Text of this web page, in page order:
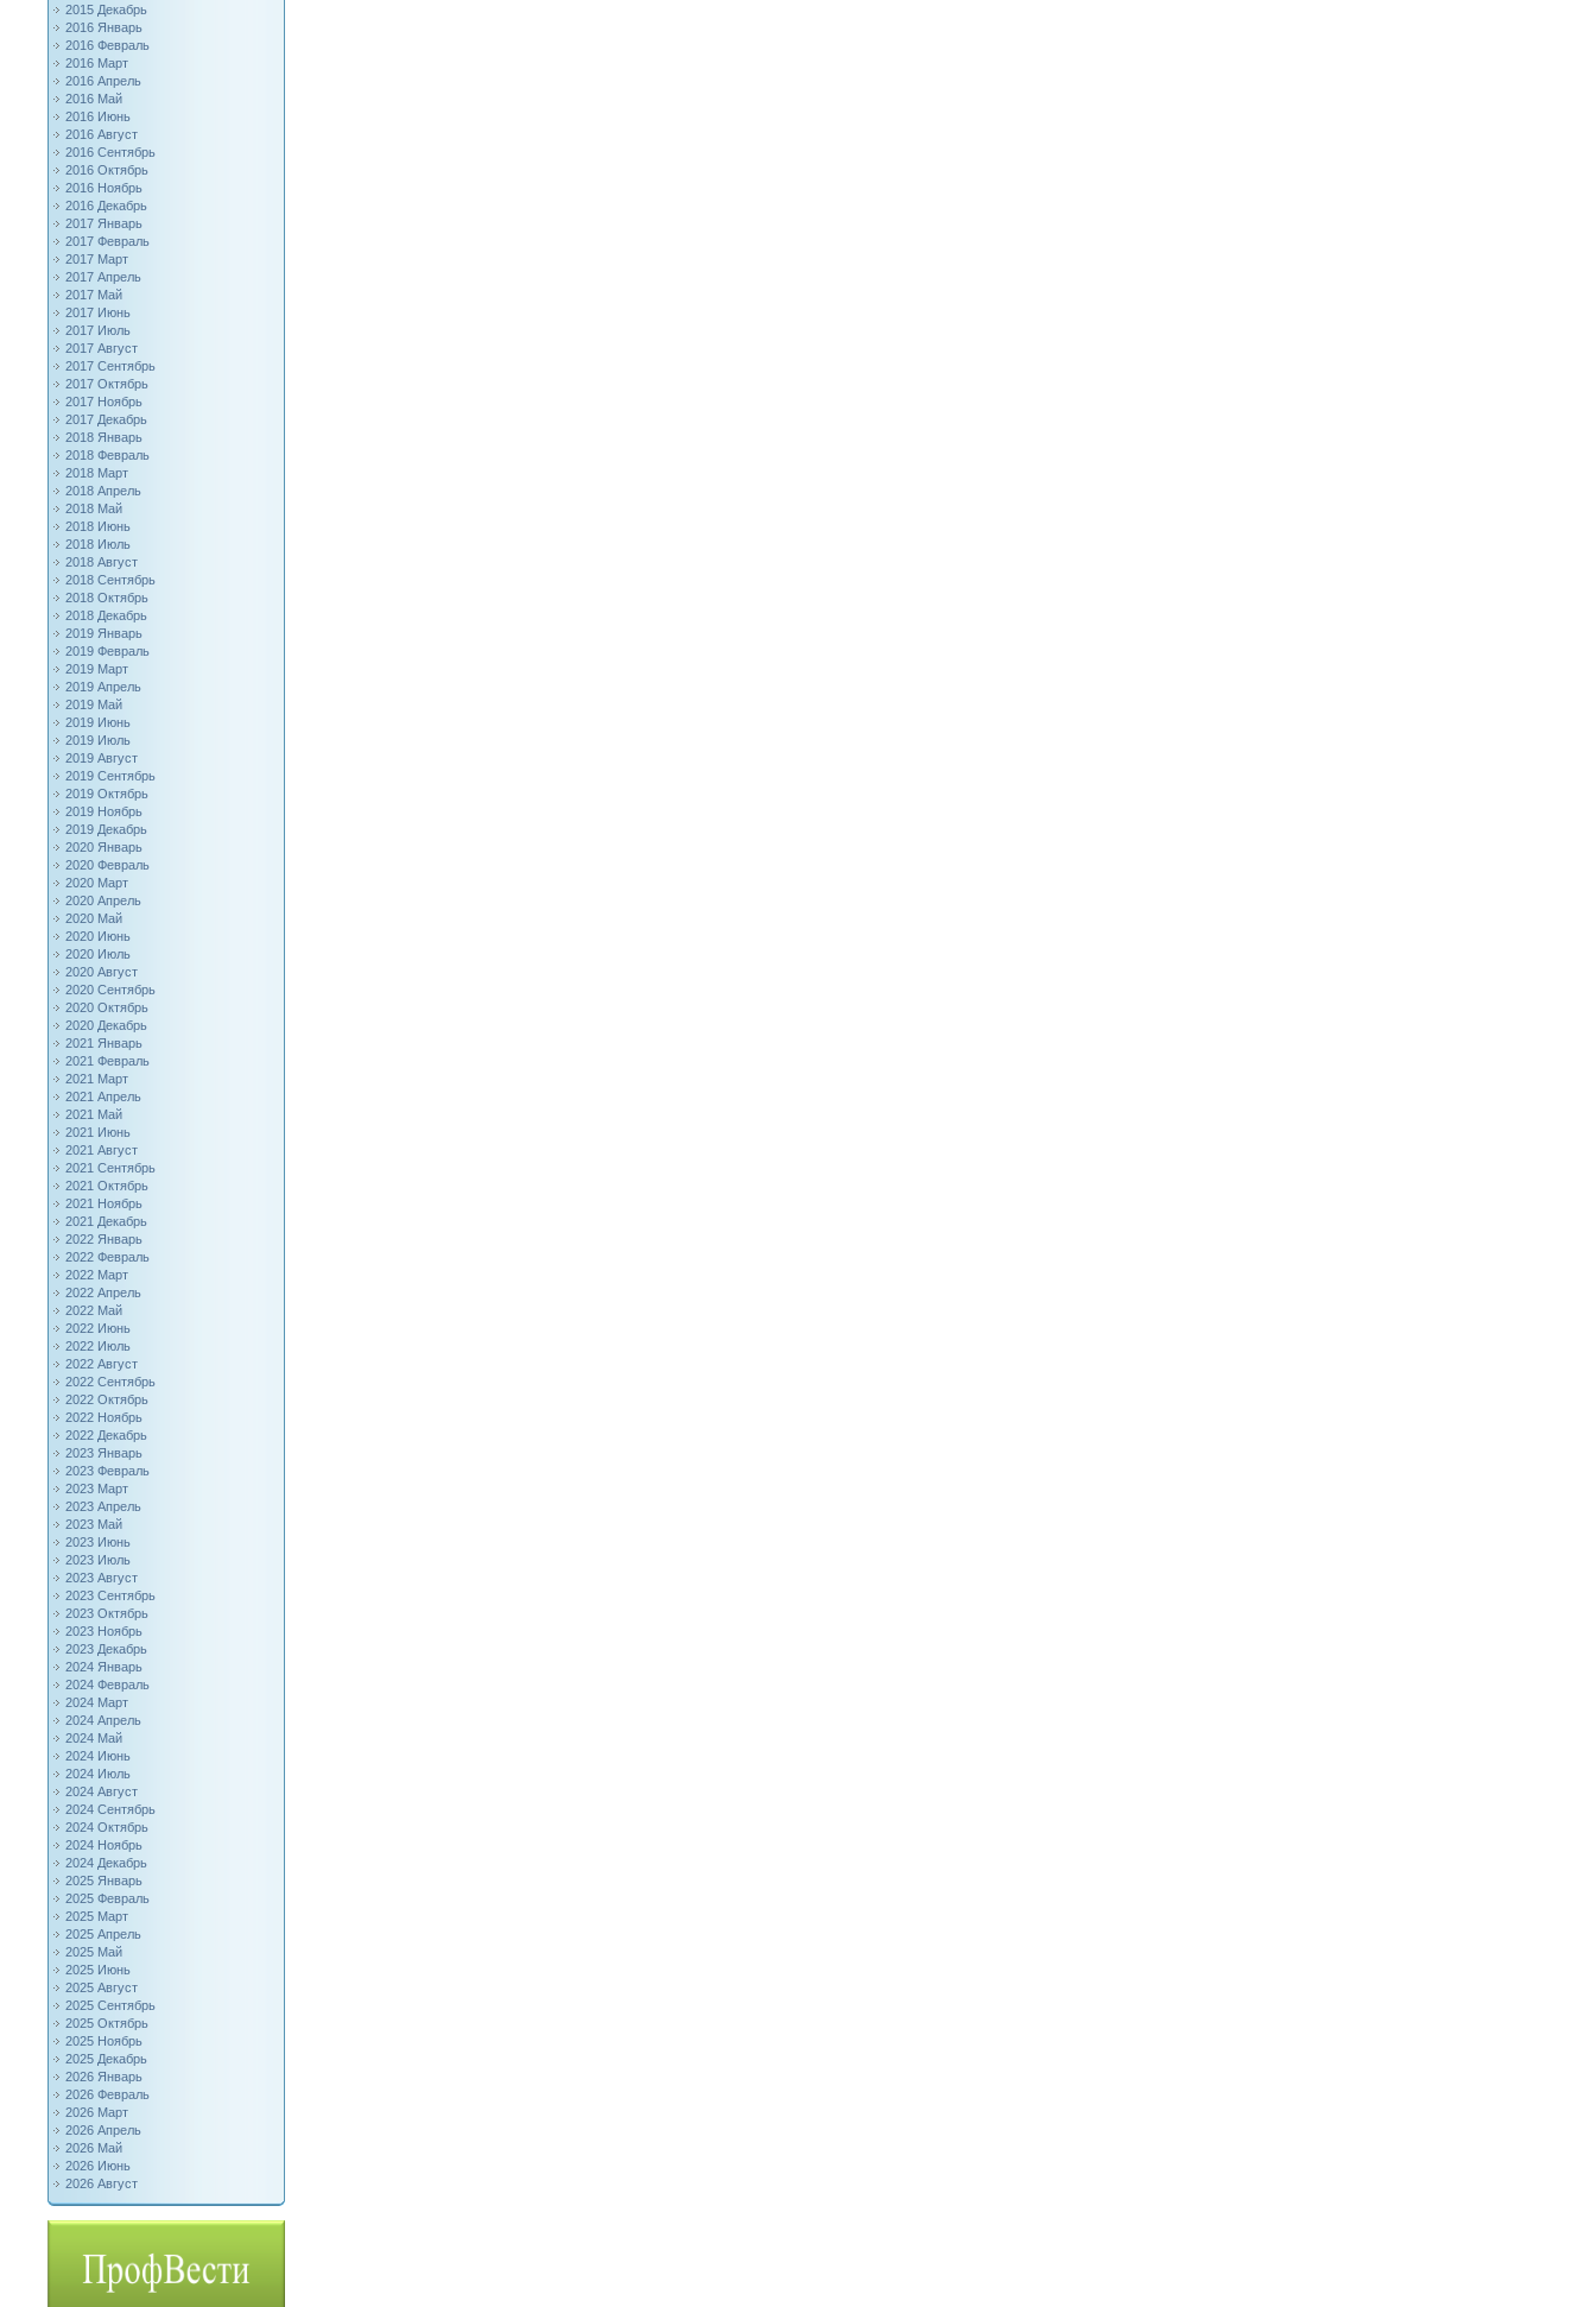
2015 Декабрь
2016 Январь
2016 Февраль
2016 Март
2016 Апрель
2016 Май
2016 Июнь
2016 Август
2016 Сентябрь
2016 Октябрь
2016 Ноябрь
2016 Декабрь
2017 Январь
2017 Февраль
2017 Март
2017 Апрель
2017 Май
2017 Июнь
2017 Июль
2017 Август
2017 Сентябрь
2017 Октябрь
2017 Ноябрь
2017 Декабрь
2018 Январь
2018 Февраль
2018 Март
2018 Апрель
2018 Май
2018 Июнь
2018 Июль
2018 Август
2018 Сентябрь
2018 Октябрь
2018 Декабрь
2019 Январь
2019 Февраль
2019 Март
2019 Апрель
2019 Май
2019 Июнь
2019 Июль
2019 Август
2019 Сентябрь
2019 Октябрь
2019 Ноябрь
2019 Декабрь
2020 Январь
2020 Февраль
2020 Март
2020 Апрель
2020 Май
2020 Июнь
2020 Июль
2020 Август
2020 Сентябрь
2020 Октябрь
2020 Декабрь
2021 Январь
2021 Февраль
2021 Март
2021 Апрель
2021 Май
2021 Июнь
2021 Август
2021 Сентябрь
2021 Октябрь
2021 Ноябрь
2021 Декабрь
2022 Январь
2022 Февраль
2022 Март
2022 Апрель
2022 Май
2022 Июнь
2022 Июль
2022 Август
2022 Сентябрь
2022 Октябрь
2022 Ноябрь
2022 Декабрь
2023 Январь
2023 Февраль
2023 Март
2023 Апрель
2023 Май
2023 Июнь
2023 Июль
2023 Август
2023 Сентябрь
2023 Октябрь
2023 Ноябрь
2023 Декабрь
2024 Январь
2024 Февраль
2024 Март
2024 Апрель
2024 Май
2024 Июнь
2024 Июль
2024 Август
2024 Сентябрь
2024 Октябрь
2024 Ноябрь
2024 Декабрь
2025 Январь
2025 Февраль
2025 Март
2025 Апрель
2025 Май
2025 Июнь
2025 Август
2025 Сентябрь
2025 Октябрь
2025 Ноябрь
2025 Декабрь
2026 Январь
2026 Февраль
2026 Март
2026 Апрель
2026 Май
2026 Июнь
2026 Август